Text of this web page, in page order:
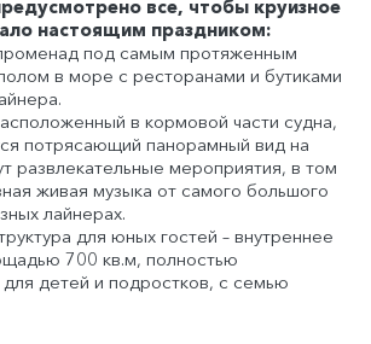
все, чтобы круизное
настоящим праздником:
под самым протяженным
в море с ресторанами и бутиками
в кормовой части судна,
потрясающий панорамный вид на
развлекательные мероприятия, в том
живая музыка от самого большого
лайнерах.
для юных гостей – внутреннее
700 кв.м, полностью
детей и подростков, с семью
от 0 до 17 лет.